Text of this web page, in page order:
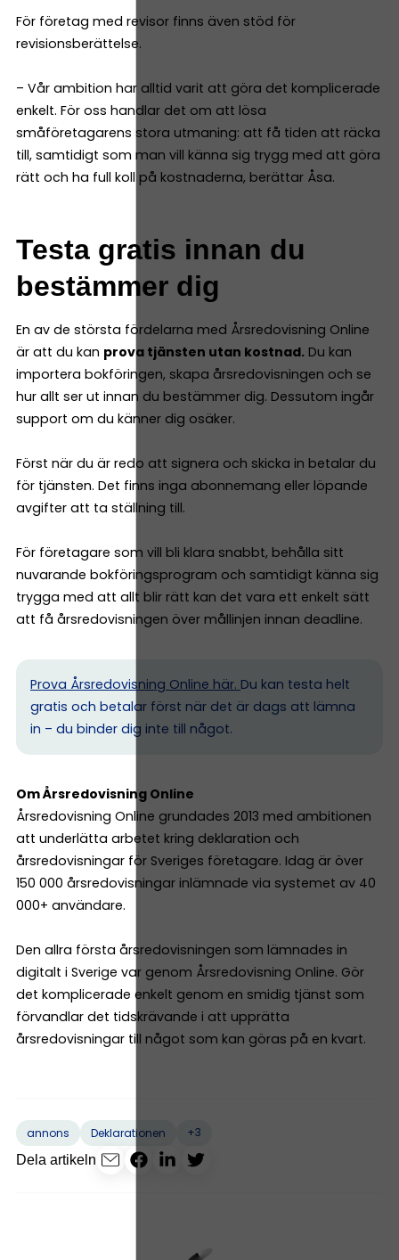
För företag med revisor finns även stöd för
revisionsberättelse.
– Vår ambition har alltid varit att göra det komplicerade
enkelt. För oss handlar det om att lösa
småföretagarens stora utmaning: att få tiden att räcka
till, samtidigt som man vill känna sig trygg med att göra
rätt och ha full koll på kostnaderna, berättar Åsa.
Testa gratis innan du
bestämmer dig
En av de största fördelarna med Årsredovisning Online
är att du kan prova tjänsten utan kostnad. Du kan
importera bokföringen, skapa årsredovisningen och se
hur allt ser ut innan du bestämmer dig. Dessutom ingår
support om du känner dig osäker.
Först när du är redo att signera och skicka in betalar du
för tjänsten. Det finns inga abonnemang eller löpande
avgifter att ta ställning till.
För företagare som vill bli klara snabbt, behålla sitt
nuvarande bokföringsprogram och samtidigt känna sig
trygga med att allt blir rätt kan det vara ett enkelt sätt
att få årsredovisningen över mållinjen innan deadline.
Prova Årsredovisning Online här. Du kan testa helt
gratis och betalar först när det är dags att lämna
in – du binder dig inte till något.
Om Årsredovisning Online
Årsredovisning Online grundades 2013 med ambitionen
att underlätta arbetet kring deklaration och
årsredovisningar för Sveriges företagare. Idag är över
150 000 årsredovisningar inlämnade via systemet av 40
000+ användare.
Den allra första årsredovisningen som lämnades in
digitalt i Sverige var genom Årsredovisning Online. Gör
det komplicerade enkelt genom en smidig tjänst som
förvandlar det tidskrävande i att upprätta
årsredovisningar till något som kan göras på en kvart.
annons Deklarationen
+3
Dela artikeln